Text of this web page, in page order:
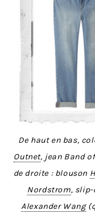
De haut en bas,
Outnet, jean Band
de droite : blouson
Nordstrom, slip-
Alexander Wang